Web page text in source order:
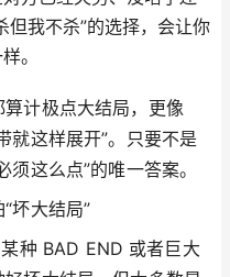
但我不杀”的选择，会让你
。
计极点大结局，更像
就这样展开”。只要不是
这么点”的唯一答案。
坏大结局”
种 BAD END 或者巨大